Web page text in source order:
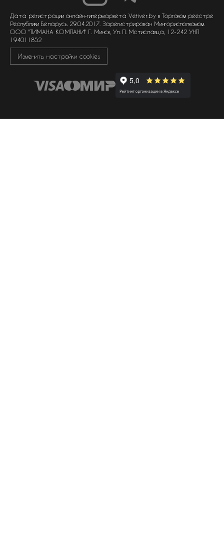
политика обработки персональных данных
политика обработки файлов cookie
Дата регистрации онлайн-гипермаркета Vetiver.by в Торговом реестре
Республики Беларусь 29.04.2017. Зарегистрирован Мингорисполкомом.
ООО "ТИМАНА КОМПАНИ" Г. Минск, Ул. П. Мстиславца, 12-242 УНП
194011852
Изменить настройки cookies